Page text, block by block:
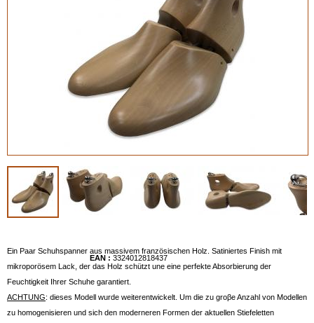
Ein Paar Schuhspanner aus massivem französischen Holz. Satiniertes Finish mit
mikroporösem Lack, der das Holz schützt une eine perfekte Absorbierung der
Feuchtigkeit Ihrer Schuhe garantiert.
ACHTUNG: dieses Modell wurde weiterentwickelt. Um die zu groβe Anzahl von Modellen
zu homogenisieren und sich den moderneren Formen der aktuellen Stiefeletten
EAN : 3324012818437